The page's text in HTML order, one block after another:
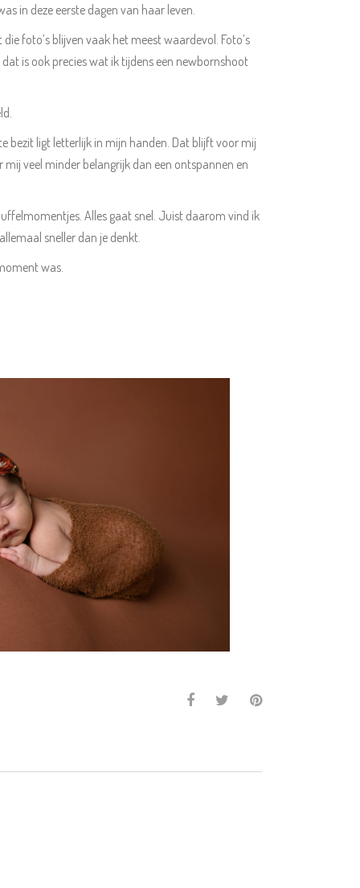
in deze eerste dagen van haar leven.
foto’s blijven vaak het meest waardevol. Foto’s
is ook precies wat ik tijdens een newbornshoot
bezit ligt letterlijk in mijn handen. Dat blijft voor mij
veel minder belangrijk dan een ontspannen en
Alles gaat snel. Juist daarom vind ik
sneller dan je denkt.
was.